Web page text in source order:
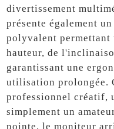
divertissement
présente également
polyvalent
hauteur, de
garantissant une
utilisation prolongée.
professionnel créatif,
simplement un
pointe, le moniteur